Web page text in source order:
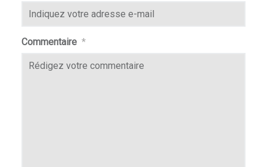
Commentaire *